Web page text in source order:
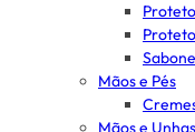
Mãos e Pés
Mãos e Unhas